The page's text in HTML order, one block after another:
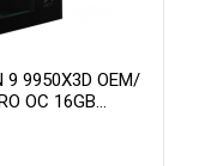
9950X3D OEM/
OC 16GB